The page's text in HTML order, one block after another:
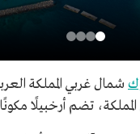
شمال غربي المملكة
من 103 جزر بكر على ساحل البحر